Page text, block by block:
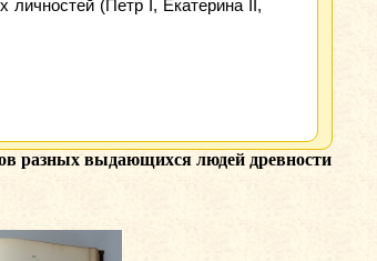
личностей (Петр I, Екатерина II,
разных выдающихся людей древности